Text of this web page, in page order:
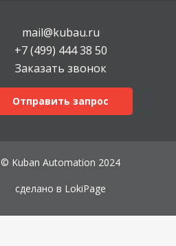
mail@kubau.ru
+7 (499) 444 38 50
Заказать звонок
Отправить запрос
© Kuban Automation 2024
сделано в LokiPage